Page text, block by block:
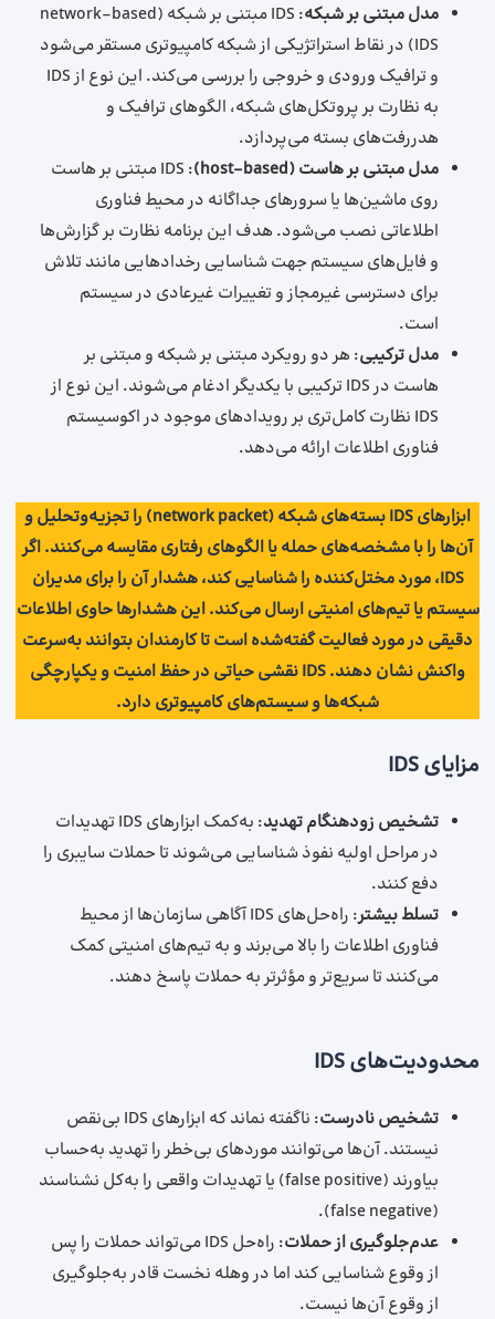
مدل مبتنی بر شبکه
: IDS مبتنی بر شبکه (network-based
IDS) در نقاط استراتژیکی از شبکه کامپیوتری مستقر می‌شود
و ترافیک ورودی و خروجی را بررسی می‌کند. این نوع از IDS
به نظارت بر پروتکل‌های شبکه، الگوهای ترافیک و
هدررفت‌های بسته می‌پردازد.
مدل مبتنی بر هاست (host-based
)
: IDS مبتنی بر هاست
روی ماشین‌ها یا سرورهای جداگانه در محیط فناوری
اطلاعاتی نصب می‌شود. هدف این برنامه نظارت بر گزارش‌ها
و فایل‌های سیستم جهت شناسایی رخدادهایی مانند تلاش‌
برای دسترسی غیرمجاز و تغییرات غیرعادی در سیستم
است.
مدل ترکیبی: هر دو رویکرد مبتنی بر شبکه و مبتنی بر
هاست در IDS ترکیبی با یکدیگر ادغام می‌شوند. این نوع از
IDS نظارت کامل‌تری بر رویدادهای موجود در اکوسیستم
فناوری اطلاعات ارائه می‌دهد.
ابزارهای IDS بسته‌های شبکه (network packet) را تجزیه‌وتحلیل و
آن‌ها را با مشخصه‌های حمله یا الگوهای رفتاری مقایسه می‌کنند. اگر
IDS، مورد مختل‌کننده را شناسایی کند، هشدار آن را برای مدیران
سیستم یا تیم‌های امنیتی ارسال می‌کند. این هشدارها حاوی اطلاعات
دقیقی در مورد فعالیت گفته‌شده است تا کارمندان بتوانند به‌سرعت
واکنش نشان دهند. IDS نقشی حیاتی در حفظ امنیت و یکپارچگی
شبکه‌ها و سیستم‌های کامپیوتری دارد.
مزایای IDS
تشخیص زودهنگام تهدید
: به‌کمک ابزارهای IDS تهدیدات
در مراحل اولیه نفوذ شناسایی می‌شوند تا حملات سایبری را
دفع کنند.
تسلط بیشتر
: راه‌حل‌های IDS آگاهی سازمان‌ها از محیط
فناوری اطلاعات را بالا می‌برند و به تیم‌های امنیتی کمک
می‌کنند تا سریع‌تر و مؤثرتر به حملات پاسخ دهند.
محدودیت‌های IDS
تشخیص نادرست
: ناگفته نماند که ابزارهای IDS بی‌نقص
نیستند. آن‌ها می‌توانند موردهای بی‌خطر را تهدید به‌حساب
بیاورند (false positive) یا تهدیدات واقعی را به‌کل نشناسند
(false negative).
عدم‌جلوگیری از حملات
: راه‌حل IDS می‌تواند حملات را پس
از وقوع شناسایی کند اما در وهله نخست قادر به‌جلوگیری
از وقوع آن‌ها نیست.